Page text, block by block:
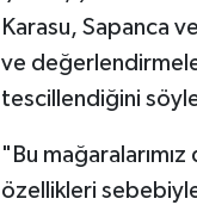
Karasu, Sapanca
ve
tescillendiğini
"Bu
özellikleri sebebiyle